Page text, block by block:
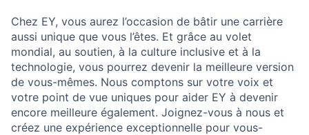
Chez EY, vous aurez l’occasion de bâtir une carrière
aussi unique que vous l’êtes. Et grâce au volet
mondial, au soutien, à la culture inclusive et à la
technologie, vous pourrez devenir la meilleure version
de vous-mêmes. Nous comptons sur votre voix et
votre point de vue uniques pour aider EY à devenir
encore meilleure également. Joignez-vous à nous et
créez une expérience exceptionnelle pour vous-